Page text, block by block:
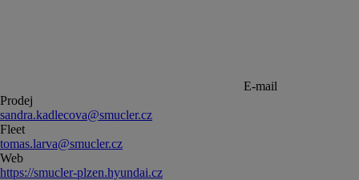
E-mail
Prodej
sandra.kadlecova@smucler.cz
Fleet
tomas.larva@smucler.cz
Web
https://smucler-plzen.hyundai.cz